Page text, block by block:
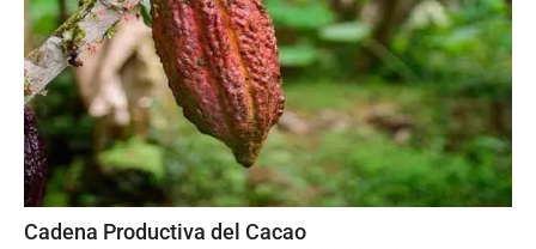
Cadena Productiva del Cacao